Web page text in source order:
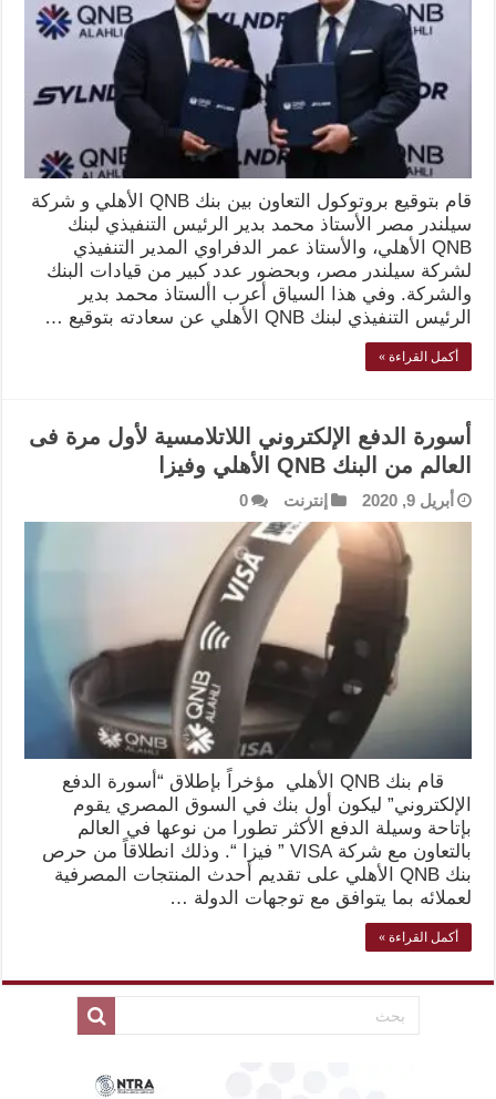
قام بتوقيع بروتوكول التعاون بين بنك QNB الأهلي و شركة
سيلندر مصر الأستاذ محمد بدير الرئيس التنفيذي لبنك
QNB الأهلي، والأستاذ عمر الدفراوي المدير التنفيذي
لشركة سيلندر مصر، وبحضور عدد كبير من قيادات البنك
والشركة. وفي هذا السياق أعرب األستاذ محمد بدير
الرئيس التنفيذي لبنك QNB الأهلي عن سعادته بتوقيع …
أكمل القراءة »
أسورة الدفع الإلكتروني اللاتلامسية لأول مرة فى
العالم من البنك QNB الأهلي وفيزا
أبريل 9, 2020 إنترنت 0
قام بنك QNB الأهلي مؤخراً بإطلاق “أسورة الدفع
الإلكتروني” ليكون أول بنك في السوق المصري يقوم
بإتاحة وسيلة الدفع الأكثر تطورا من نوعها في العالم
بالتعاون مع شركة VISA ” فيزا “. وذلك انطلاقاً من حرص
بنك QNB الأهلي على تقديم أحدث المنتجات المصرفية
لعملائه بما يتوافق مع توجهات الدولة …
أكمل القراءة »